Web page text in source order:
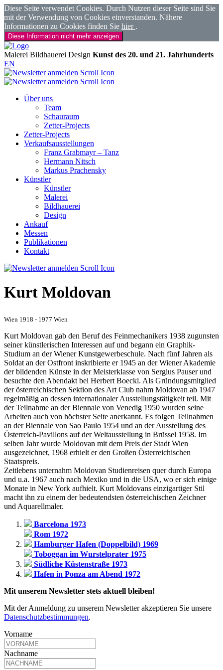
Diese Seite verwendet Cookies. Durch Nutzen dieser Seite sind Sie
mit der Verwendung von Cookies einverstanden. Nähere
Informationen zu Cookies finden Sie hier .
Diese Information nicht mehr anzeigen
Malerei Bildhauerei Design Kunst des 20. und 21. Jahrhunderts
EN
Über uns
Team
Schauraum
Zetter-Projects
Zetter-Projects
Verkaufsausstellungen
Franz Grabmayr – Tanz
Hermann Nitsch
Markus Prachensky
Künstler
Künstler
Malerei
Bildhauerei
Design
Ankauf
Messen
Publikationen
Kontakt
Kurt Moldovan
Wien 1918 - 1977 Wien
Kurt Moldovan gab den Beruf des Feinmechanikers 1938 zugunsten
seiner künstlerischen Interessen auf und begann ein Graphik-
Studium an der Wiener Kunstgewerbeschule. Nach fünf Jahren als
Soldat an der Ostfront inskribierte er 1945 an der Wiener Akademie
der bildenden Künste in der Meisterklasse von Sergius Pauser und
besuchte den Abendakt bei Herbert Boeckl. Als Gründungsmitglied
der österreichischen Sektion des Art Club nahm Moldovan ab 1947
regelmäßig an dessen internationaler Ausstellungstätigkeit teil. Mit
der Teilnahme an der Biennale von Venedig 1950 wurden seine
Arbeiten auch von höchster Seite anerkannt. Es folgen Teilnahmen
an der Biennale von Sao Paulo 1954 und an der Ausstellung des
Österreich-Pavillons auf der Weltausstellung in Brüssel 1958. Im
selben Jahr wurde Moldovan mit dem Preis der Stadt Wien
ausgezeichnet, 1968 erhielt er den Großen Österreichischen
Staatspreis.
Zeitlebens unternahm Moldovan Studienreisen quer durch Europa
und u.a. 1967 auch nach Mexiko und in die USA, wo er sich einige
Monate in New York aufhielt. Kurt Moldovans einzigartiger Stil
macht ihn zu einem der bedeutendsten österreichischen Zeichner
und Aquarellmaler.
Barcelona 1973
Rom 1972
Hamburger Hafen (Doppelbild) 1969
Toboggan im Wurstelprater 1975
Südliche Küstenstraße 1973
Hafen in Ponza am Abend 1972
Mit unserem Newsletter stets aktuell bleiben!
Mit der Anmeldung zu unserem Newsletter akzeptieren Sie unsere
Datenschutzbestimmungen.
Vorname
Nachname